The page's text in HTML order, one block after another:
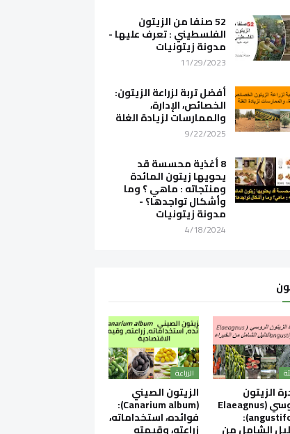
52 صنفا من الزيتون
الفلسطيني : تعرف عليها -
مدونة زيتونيات
11/29/2023
أفضل تربة لزراعة الزيتون:
الخصائص، الإدارة،
والممارسات لزيادة الغلة
9/22/2025
8 أغذية محسسة قد
يحويها زيتون المائدة
ومنتجاته : ماهي ؟ وما
وأشكال تواجدها؟ -
مدونة زيتونيات
4/18/2024
الزيتون
الروسي (Elaeagnus
angustifolia):
الشامل من
الزراعة
الزيتون الصيني
(Canarium album):
فوائده، استخداماته،
زراعته، وقيمته